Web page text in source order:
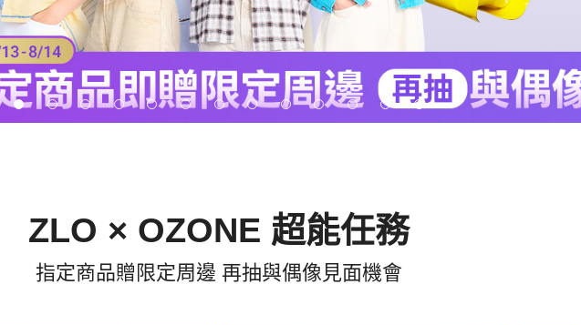
ZLO × OZONE 超能任務
指定商品贈限定周邊 再抽與偶像見面機會